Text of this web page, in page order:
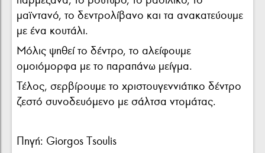
μαϊντανό, το δεντρολίβανο και τα ανακατεύουμε
με ένα κουτάλι.
Μόλις ψηθεί το δέντρο, το αλείφουμε
ομοιόμορφα με το παραπάνω μείγμα.
Τέλος, σερβίρουμε το χριστουγεννιάτικο δέντρο
ζεστό συνοδευόμενο με σάλτσα ντομάτας.
Πηγή: Giorgos Tsoulis